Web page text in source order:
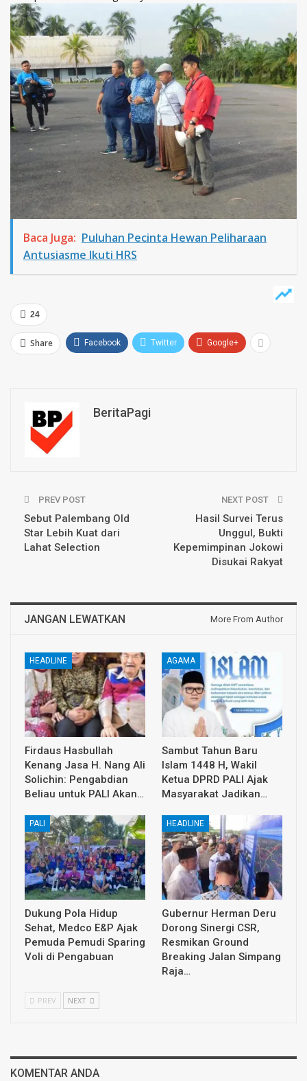
Baca Juga: Puluhan Pecinta Hewan Peliharaan
Antusiasme Ikuti HRS
24
Share Facebook Twitter Google+
BeritaPagi
PREV POST
Sebut Palembang Old
Star Lebih Kuat dari
Lahat Selection
NEXT POST
Hasil Survei Terus
Unggul, Bukti
Kepemimpinan Jokowi
Disukai Rakyat
JANGAN LEWATKAN More From Author
HEADLINE
Firdaus Hasbullah
Kenang Jasa H. Nang Ali
Solichin: Pengabdian
Beliau untuk PALI Akan…
AGAMA
Sambut Tahun Baru
Islam 1448 H, Wakil
Ketua DPRD PALI Ajak
Masyarakat Jadikan…
PALI
Dukung Pola Hidup
Sehat, Medco E&P Ajak
Pemuda Pemudi Sparing
Voli di Pengabuan
HEADLINE
Gubernur Herman Deru
Dorong Sinergi CSR,
Resmikan Ground
Breaking Jalan Simpang
Raja…
PREV NEXT
KOMENTAR ANDA